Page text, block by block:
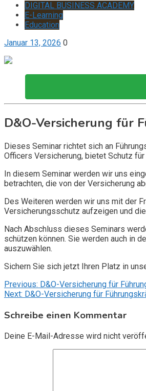
DIGITAL BUSINESS ACADEMY
E-Learning
Education
Januar 13, 2026 0
D&O-Versicherung für
Dieses Seminar richtet sich an
Officers Versicherung, bietet Schutz
In diesem Seminar werden wir uns
betrachten, die von der Versicherung
Des Weiteren werden wir uns mit der
Versicherungsschutz aufzeigen und
Nach Abschluss dieses Seminars
schützen können. Sie werden auch in
auszuwählen.
Sichern Sie sich jetzt Ihren Platz in
Beitragsnavigation
Previous: D&O-Versicherung für
Next: D&O-Versicherung für
Schreibe einen Kommentar
Deine E-Mail-Adresse wird nicht